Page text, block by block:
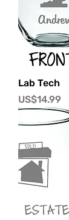
Lab Tech
價格
US$14.99